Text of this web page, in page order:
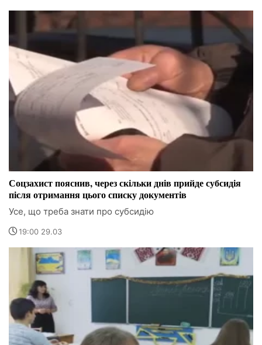
Соцзахист пояснив, через скільки днів прийде субсидія
після отримання цього списку документів
Усе, що треба знати про субсидію
19:00 29.03